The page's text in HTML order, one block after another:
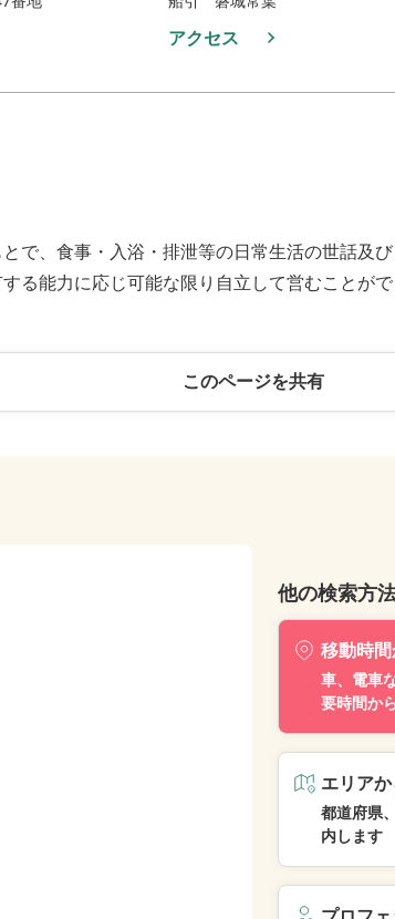
アクセス
で、食事・入浴・排泄等の日常生活の世話及
る能力に応じ可能な限り自立して営むことが
このページを共有
他の検索方
移動時
車、電車
要時間か
エリア
都道府県
内します